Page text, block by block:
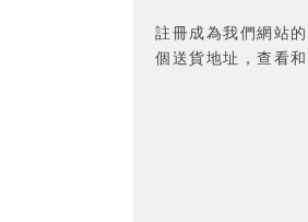
註冊成為我們網站
個送貨地址，查看